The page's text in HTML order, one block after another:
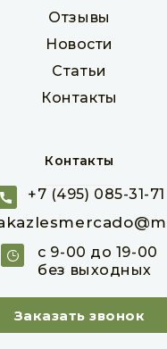
из лиственницы 40
ЭКСТРА
Товар в наличии
Отзывы
Новости
Статьи
Контакты
Контакты
+7 (495) 085-31-71
с 9-00 до 19-00
без выходных
Заказать звонок